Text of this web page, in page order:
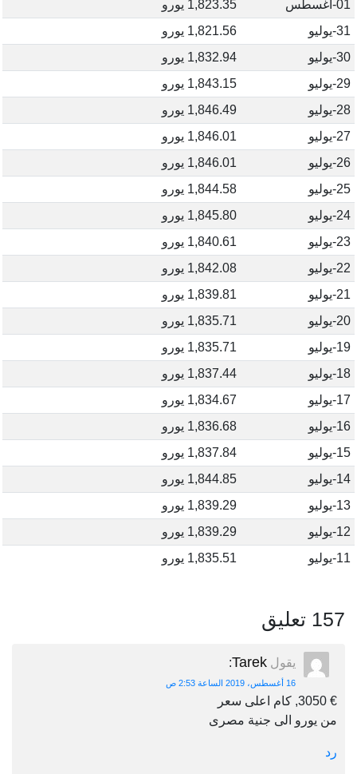
01-أغسطس
1,823.35 يورو
31-يوليو
1,821.56 يورو
30-يوليو
1,832.94 يورو
29-يوليو
1,843.15 يورو
28-يوليو
1,846.49 يورو
27-يوليو
1,846.01 يورو
26-يوليو
1,846.01 يورو
25-يوليو
1,844.58 يورو
24-يوليو
1,845.80 يورو
23-يوليو
1,840.61 يورو
22-يوليو
1,842.08 يورو
21-يوليو
1,839.81 يورو
20-يوليو
1,835.71 يورو
19-يوليو
1,835.71 يورو
18-يوليو
1,837.44 يورو
17-يوليو
1,834.67 يورو
16-يوليو
1,836.68 يورو
15-يوليو
1,837.84 يورو
14-يوليو
1,844.85 يورو
13-يوليو
1,839.29 يورو
12-يوليو
1,839.29 يورو
11-يوليو
1,835.51 يورو
157 تعليق
يقول Tarek
:
16 أغسطس، 2019 الساعة 2:53 ص
€ 3050, كام اعلى سعر
من يورو الى جنية مصرى
رد